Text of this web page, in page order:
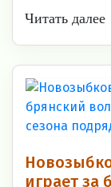
Читать далее
играет за